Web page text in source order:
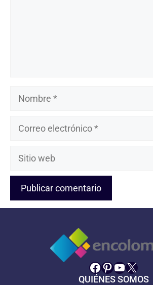
Nombre
Sitio
Facebook
Pinterest
YouTube
X
QUIÉNES SOMOS